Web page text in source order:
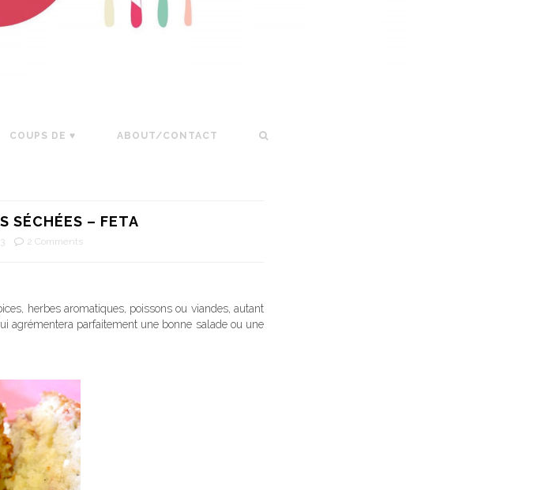
COUPS DE ♥ ABOUT/CONTACT
SÉCHÉES – FETA
2 Comments
herbes aromatiques, poissons ou viandes, autant
agrémentera parfaitement une bonne salade ou une